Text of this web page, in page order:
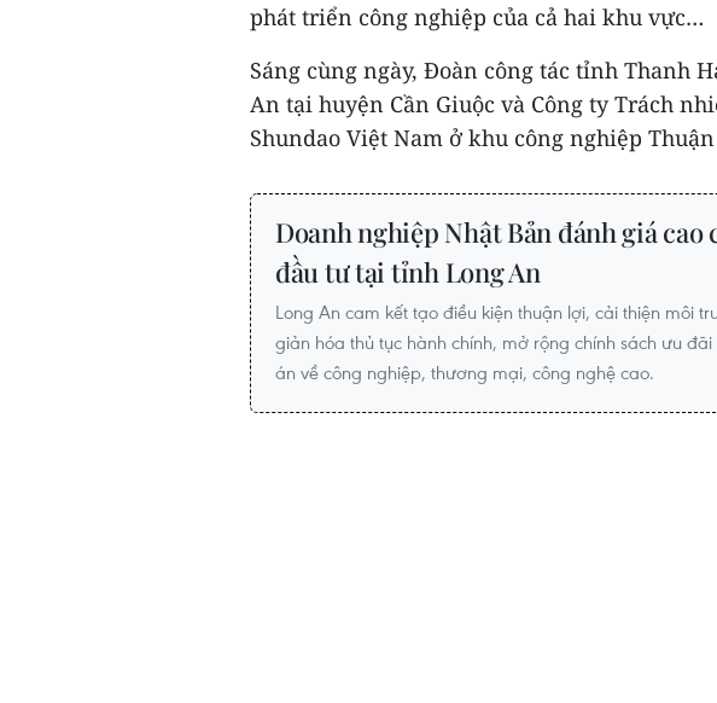
phát triển công nghiệp của cả hai khu vực…
Sáng cùng ngày, Đoàn công tác tỉnh Thanh
An tại huyện Cần Giuộc và Công ty Trách
Shundao Việt Nam ở khu công nghiệp
Doanh nghiệp Nhật Bản đánh giá cao
đầu tư tại tỉnh Long An
Long An cam kết tạo điều kiện thuận lợi, cải thiện môi
giản hóa thủ tục hành chính, mở rộng chính sách ưu
án về công nghiệp, thương mại, công nghệ cao.